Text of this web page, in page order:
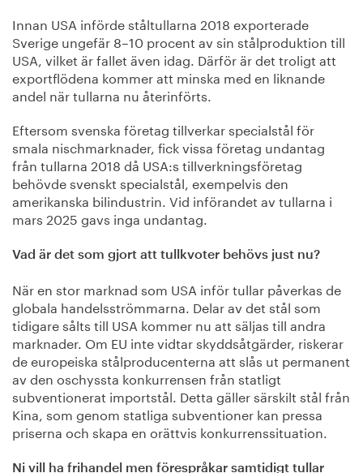
Innan USA införde ståltullarna 2018 exporterade
Sverige ungefär 8–10 procent av sin stålproduktion till
USA, vilket är fallet även idag. Därför är det troligt att
exportflödena kommer att minska med en liknande
andel när tullarna nu återinförts.
Eftersom svenska företag tillverkar specialstål för
smala nischmarknader, fick vissa företag undantag
från tullarna 2018 då USA:s tillverkningsföretag
behövde svenskt specialstål, exempelvis den
amerikanska bilindustrin. Vid införandet av tullarna i
mars 2025 gavs inga undantag.
Vad är det som gjort att tullkvoter behövs just nu?
När en stor marknad som USA inför tullar påverkas de
globala handelsströmmarna. Delar av det stål som
tidigare sålts till USA kommer nu att säljas till andra
marknader. Om EU inte vidtar skyddsåtgärder, riskerar
de europeiska stålproducenterna att slås ut permanent
av den oschyssta konkurrensen från statligt
subventionerat importstål. Detta gäller särskilt stål från
Kina, som genom statliga subventioner kan pressa
priserna och skapa en orättvis konkurrenssituation.
Ni vill ha frihandel men förespråkar samtidigt tullar